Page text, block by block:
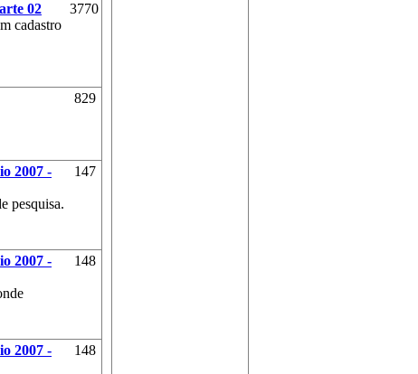
02
cadastro
3770
829
2007 -
pesquisa.
147
2007 -
148
2007 -
148